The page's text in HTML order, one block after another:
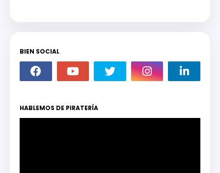
BIEN SOCIAL
HABLEMOS DE PIRATERÍA